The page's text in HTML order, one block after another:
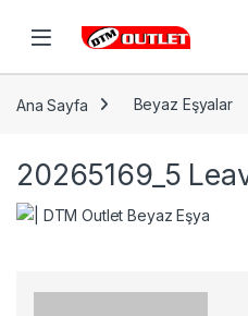
Open
Ana Sayfa Beyaz Eşyalar
20265169_5